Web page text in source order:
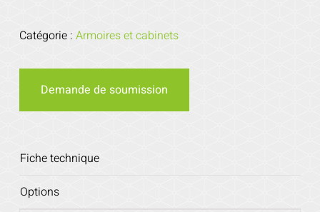
Catégorie : Armoires et cabinets
Demande de soumission
Fiche technique
Options